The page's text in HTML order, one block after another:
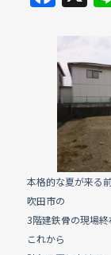
a
c
e
b
o
o
k
本格的な夏が来る
吹田市の
3階建鉄骨の現場終
これから